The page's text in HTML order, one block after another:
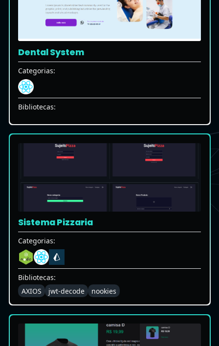
Dental System
Categorias:
Bibliotecas:
Sistema Pizzaria
Categorias:
Bibliotecas:
AXIOS
jwt-decode nookies